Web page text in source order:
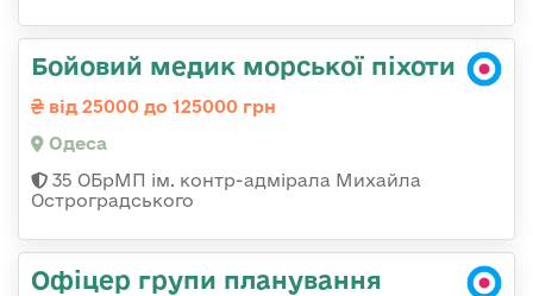
Бойовий медик морської піхоти
від 25000 до 125000 грн
Одеса
35 ОБрМП ім. контр-адмірала Михайла
Остроградського
Офіцер групи планування